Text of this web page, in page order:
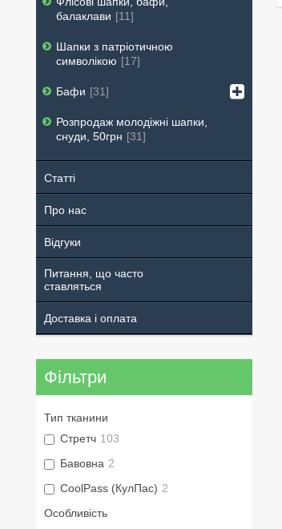
балаклави
11
Шапки з патріотичною
символікою
17
Бафи 31
Розпродаж молодіжні шапки,
снуди, 50грн
31
Статті
Про нас
Відгуки
Питання, що часто
ставляться
Доставка і оплата
Фільтри
Тип тканини
Стретч 103
Бавовна 2
CoolPass (КулПас) 2
Особливість